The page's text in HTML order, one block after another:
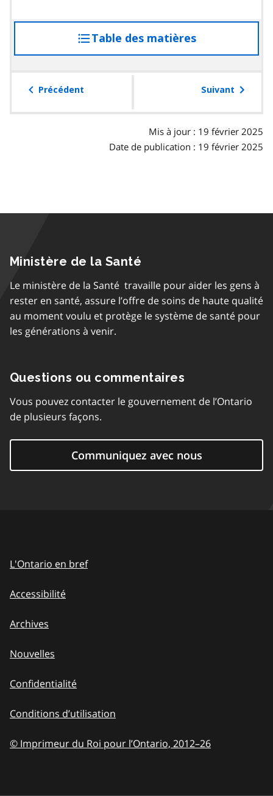
Table des matières
à
table
Précédent Suivant
Mis à jour : 19 février 2025
Date de publication : 19 février 2025
Ministère de la Santé
Le ministère de la Santé travaille pour aider les gens à
rester en santé, assure l’offre de soins de haute qualité
au moment voulu et protège le système de santé pour
les générations à venir.
Questions ou commentaires
Vous pouvez contacter le gouvernement de l’Ontario
de plusieurs façons.
Communiquez avec nous
L'Ontario en bref
Accessibilité
Archives
Nouvelles
Confidentialité
Conditions d’utilisation
© Imprimeur du Roi pour l’Ontario, 2012–to
26